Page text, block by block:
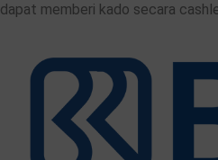
dapat memberi kado secara